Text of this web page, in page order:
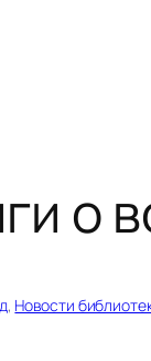
о
, Новости